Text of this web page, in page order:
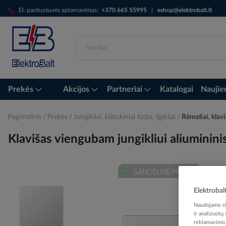
El. parduotuvės aptarnavimas: +370 665 55995 eshop@elektrobalt.lt
Skip
to
Content
Prekės Akcijos Partneriai Katalogai
Pagrindinis Prekės Jungikliai, kištukiniai lizdai, ilgikliai Rėmeliai,
Klavišas viengubam jungikliui
Naudojame
ir analizuotų
reklamavimo